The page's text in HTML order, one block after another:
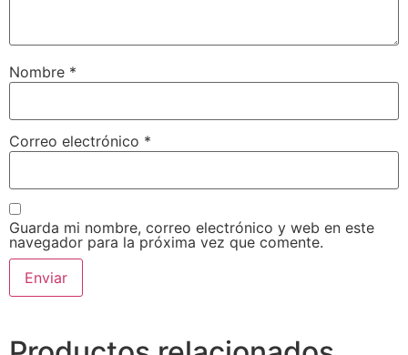
Nombre *
Correo electrónico *
Guarda mi nombre, correo electrónico y web en este
navegador para la próxima vez que comente.